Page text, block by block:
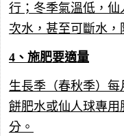
行；冬季氣溫低，仙
次水，甚至可斷水，
4、施肥要適量
生長季（春秋季）
餅肥水或仙人球專
分。